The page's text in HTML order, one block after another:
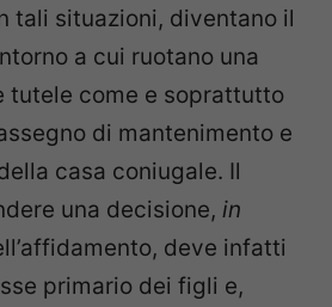
tali situazioni, diventano il
a cui ruotano una
tutele come e soprattutto
di mantenimento e
casa coniugale. Il
una decisione, in
deve infatti
primario dei figli e,